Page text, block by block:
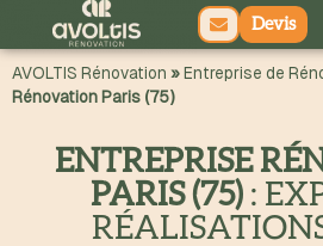
principal
Devis
AVOLTIS Rénovation »Entreprise de
Rénovation Paris (75)
ENTREPRISE
PARIS (75):